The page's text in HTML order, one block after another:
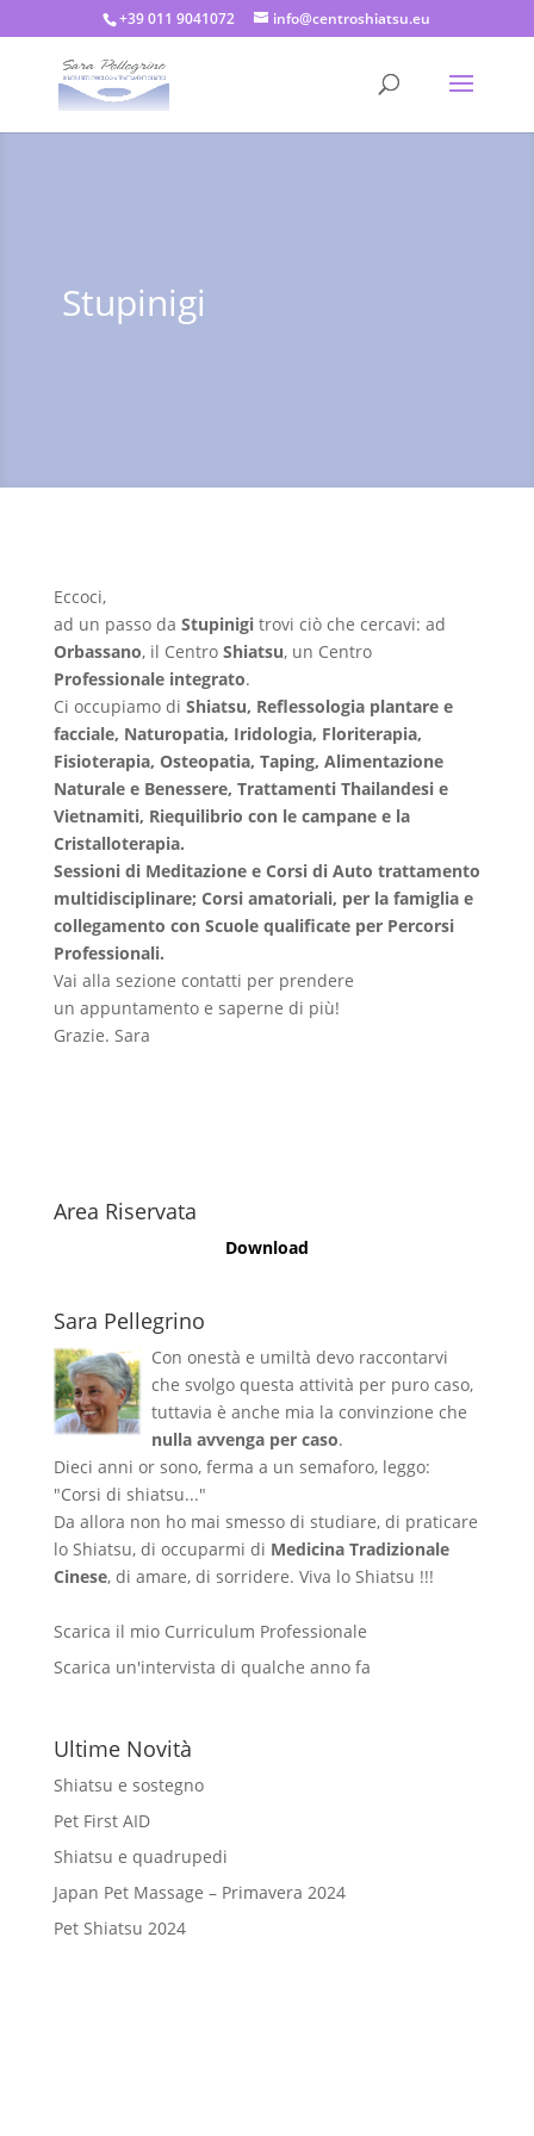
+39 011 9041072 info@centroshiatsu.eu
Stupinigi
Eccoci,
ad un passo da Stupinigitrovi ciò che cercavi: ad
Orbassano, il Centro Shiatsu, un Centro
Professionale integrato.
Ci occupiamo di Shiatsu, Reflessologia plantare e
facciale, Naturopatia, Iridologia, Floriterapia,
Fisioterapia, Osteopatia, Taping, Alimentazione
Naturale e Benessere, Trattamenti Thailandesi e
Vietnamiti, Riequilibrio con le campane e la
Cristalloterapia.
Sessioni di Meditazione e Corsi di Auto trattamento
multidisciplinare; Corsi amatoriali, per la famiglia e
collegamento con Scuole qualificate per Percorsi
Professionali.
Vai alla sezione contatti per prendere
un appuntamento e saperne di più!
Grazie. Sara
Area Riservata
Download
Sara Pellegrino
Con onestà e umiltà devo raccontarvi
che svolgo questa attività per puro caso,
tuttavia è anche mia la convinzione che
nulla avvenga per caso.
Dieci anni or sono, ferma a un semaforo, leggo:
"Corsi di shiatsu..."
Da allora non ho mai smesso di studiare, di praticare
lo Shiatsu, di occuparmi di Medicina Tradizionale
Cinese, di amare, di sorridere. Viva lo Shiatsu !!!
Scarica il mio Curriculum Professionale
Scarica un'intervista di qualche anno fa
Ultime Novità
Shiatsu e sostegno
Pet First AID
Shiatsu e quadrupedi
Japan Pet Massage – Primavera 2024
Pet Shiatsu 2024